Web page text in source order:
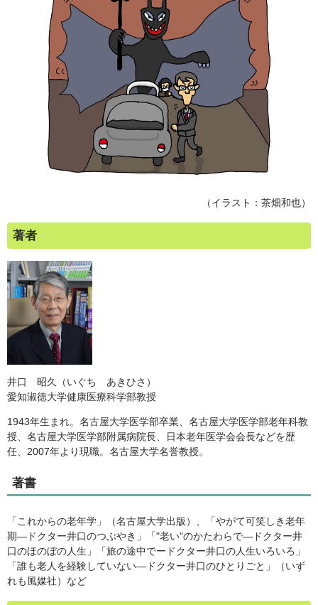
（イラスト：茶畑和也）
著者
井口 昭久（いぐち あきひさ）
愛知淑徳大学健康医療科学部教授
1943年生まれ。名古屋大学医学部卒業、名古屋大学医学部老年科教
授、名古屋大学医学部附属病院長、日本老年医学会会長などを歴
任、2007年より現職。名古屋大学名誉教授。
著書
「これからの老年学」（名古屋大学出版）、「やがて可笑しき老年
期―ドクター井口のつぶやき」「"老い"のかたわらで―ドクター井
口のほのぼの人生」「旅の途中でードクター井口の人生いろいろ」
「誰も老人を経験していない―ドクター井口のひとりごと」（いず
れも風媒社）など